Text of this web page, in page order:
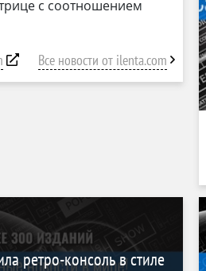
с соотношением
Все новости от ilenta.com
ретро-консоль в стиле